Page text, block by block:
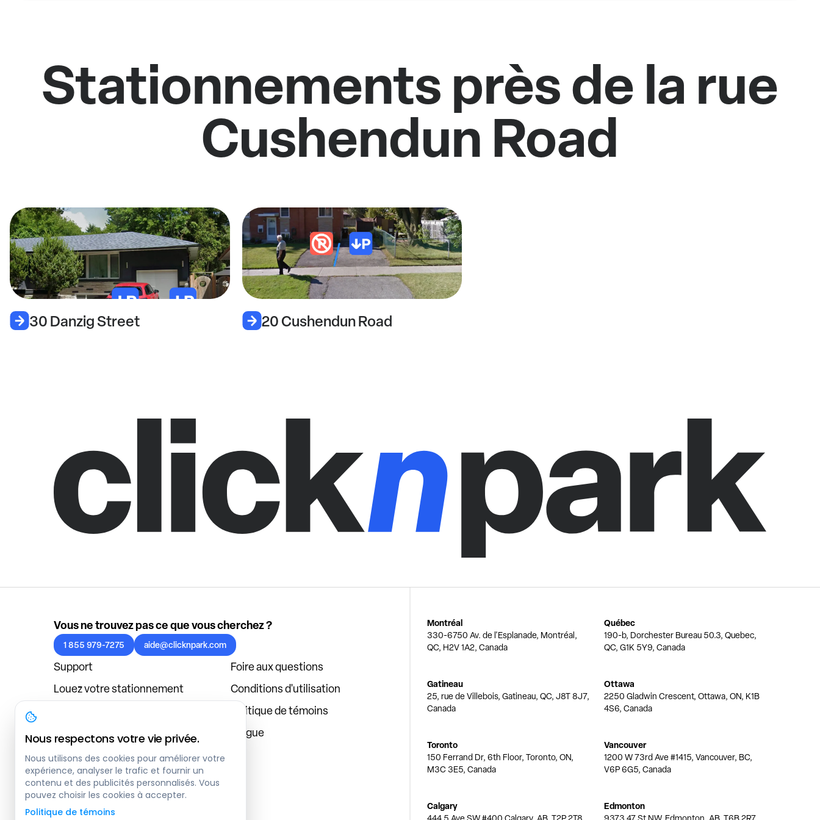
Stationnements près de la rue
Cushendun Road
30 Danzig Street 20 Cushendun Road
Vous ne trouvez pas ce que vous cherchez ?
1 855 979-7275 aide@clicknpark.com
Support
Foire aux questions
Louez votre stationnement
Conditions d'utilisation
Politique de témoins
À propos
Blogue
Connexion au tableau de bord
Montréal
330-6750 Av. de l'Esplanade, Montréal,
QC, H2V 1A2, Canada
Québec
190-b, Dorchester Bureau 50.3, Quebec,
QC, G1K 5Y9, Canada
Gatineau
25, rue de Villebois, Gatineau, QC, J8T 8J7,
Canada
Ottawa
2250 Gladwin Crescent, Ottawa, ON, K1B
4S6, Canada
Toronto
150 Ferrand Dr, 6th Floor, Toronto, ON,
M3C 3E5, Canada
Vancouver
1200 W 73rd Ave #1415, Vancouver, BC,
V6P 6G5, Canada
Calgary Edmonton
Nous respectons votre vie privée.
Nous utilisons des cookies pour améliorer votre
expérience, analyser le trafic et fournir un
contenu et des publicités personnalisés. Vous
pouvez choisir les cookies à accepter.
Politique de témoins